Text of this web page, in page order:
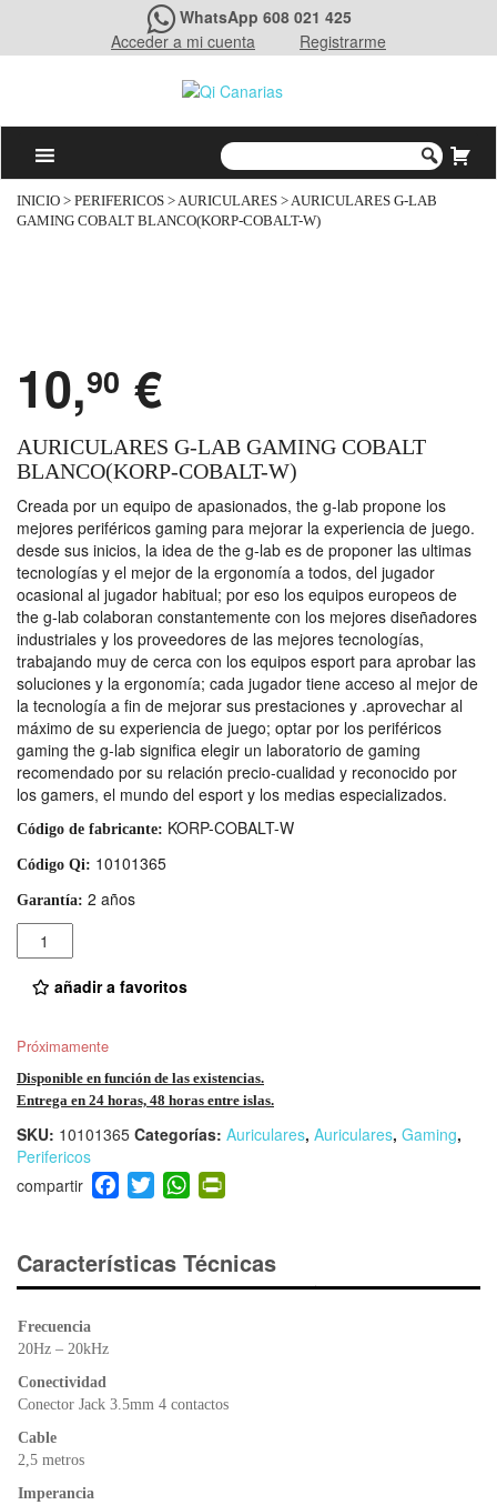
WhatsApp 608 021 425
Acceder a mi cuenta
Registrarme
INICIO > PERIFERICOS >AURICULARES > AURICULARES G-LAB
GAMING COBALT BLANCO(KORP-COBALT-W)
10,90 €
AURICULARES G-LAB GAMING COBALT
BLANCO(KORP-COBALT-W)
Creada por un equipo de apasionados, the g-lab propone los
mejores periféricos gaming para mejorar la experiencia de juego.
desde sus inicios, la idea de the g-lab es de proponer las ultimas
tecnologías y el mejor de la ergonomía a todos, del jugador
ocasional al jugador habitual; por eso los equipos europeos de
the g-lab colaboran constantemente con los mejores diseñadores
industriales y los proveedores de las mejores tecnologías,
trabajando muy de cerca con los equipos esport para aprobar las
soluciones y la ergonomía; cada jugador tiene acceso al mejor de
la tecnología a fin de mejorar sus prestaciones y .aprovechar al
máximo de su experiencia de juego; optar por los periféricos
gaming the g-lab significa elegir un laboratorio de gaming
recomendado por su relación precio-cualidad y reconocido por
los gamers, el mundo del esport y los medias especializados.
Código de fabricante: KORP-COBALT-W
Código Qi: 10101365
Garantía: 2 años
Cantidad
añadir a favoritos
Próximamente
Disponible en función de las existencias.
Entrega en 24 horas, 48 horas entre islas.
SKU: 10101365 Categorías: Auriculares, Auriculares, Gaming,
Perifericos
F
a
e
b
T
wi
er
W
h
s
A
ri
e
Características Técnicas
Frecuencia
20Hz – 20kHz
Conectividad
Conector Jack 3.5mm 4 contactos
Cable
2,5 metros
Imperancia